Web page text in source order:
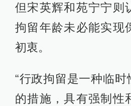
但宋英辉和苑宁宁则
拘留年龄未必能实现
初衷。
“行政拘留是一种临
的措施，具有强制性